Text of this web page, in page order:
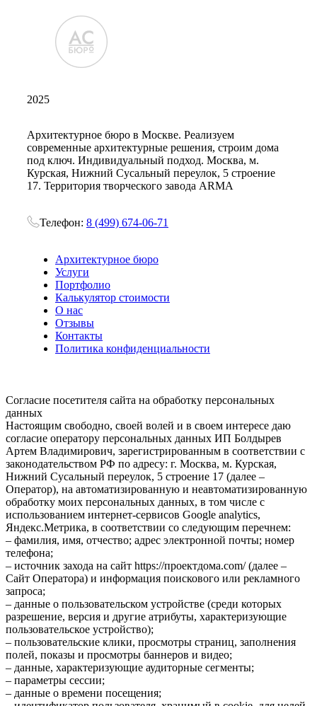
2025
Архитектурное бюро в Москве. Реализуем
современные архитектурные решения, строим дома
под ключ. Индивидуальный подход. Москва, м.
Курская, Нижний Сусальный переулок, 5 строение
17. Территория творческого завода ARMA
Телефон: 8 (499) 674-06-71
Архитектурное бюро
Услуги
Портфолио
Калькулятор стоимости
О нас
Отзывы
Контакты
Политика конфиденциальности
Согласие посетителя сайта на обработку персональных
данных
Настоящим свободно, своей волей и в своем интересе даю
согласие оператору персональных данных ИП Болдырев
Артем Владимирович, зарегистрированным в соответствии с
законодательством РФ по адресу: г. Москва, м. Курская,
Нижний Сусальный переулок, 5 строение 17 (далее –
Оператор), на автоматизированную и неавтоматизированную
обработку моих персональных данных, в том числе с
использованием интернет-сервисов Google analytics,
Яндекс.Метрика, в соответствии со следующим перечнем:
– фамилия, имя, отчество; адрес электронной почты; номер
телефона;
– источник захода на сайт https://проектдома.com/ (далее –
Сайт Оператора) и информация поискового или рекламного
запроса;
– данные о пользовательском устройстве (среди которых
разрешение, версия и другие атрибуты, характеризующие
пользовательское устройство);
– пользовательские клики, просмотры страниц, заполнения
полей, показы и просмотры баннеров и видео;
– данные, характеризующие аудиторные сегменты;
– параметры сессии;
– данные о времени посещения;